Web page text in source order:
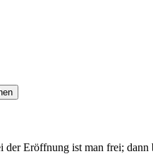
der Eröffnung ist man frei;